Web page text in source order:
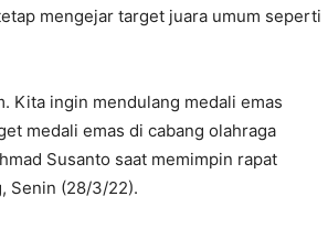
mengejar target juara umum seperti
Kita ingin mendulang medali emas
medali emas di cabang olahraga
Susanto saat memimpin rapat
Senin (28/3/22).